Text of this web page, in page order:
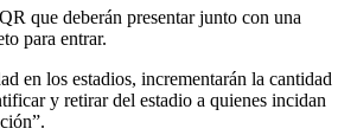
que deberán presentar junto con una
para entrar.
en los estadios, incrementarán la cantidad
y retirar del estadio a quienes incidan